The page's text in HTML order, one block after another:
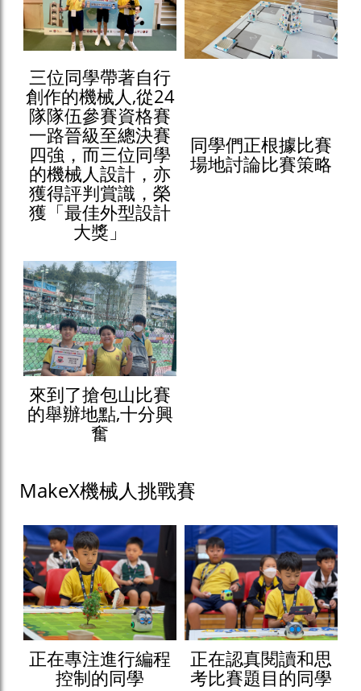
三位同學帶著自行
創作的機械人,從24
隊隊伍參賽資格賽
一路晉級至總決賽
四強，而三位同學
的機械人設計，亦
獲得評判賞識，榮
獲「最佳外型設計
大獎」
同學們正根據比賽
場地討論比賽策略
來到了搶包山比賽
的舉辦地點,十分興
奮
MakeX機械人挑戰賽
正在專注進行編程
控制的同學
正在認真閱讀和思
考比賽題目的同學